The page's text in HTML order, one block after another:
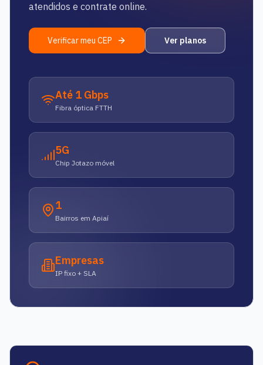
atendidos e contrate online.
Verificar meu CEP Ver planos
Até 1 Gbps
Fibra óptica FTTH
5G
Chip Jotazo móvel
1
Bairros em Apiaí
Empresas
IP fixo + SLA